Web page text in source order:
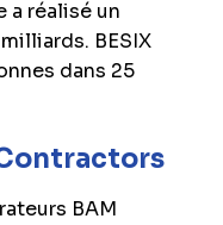
a réalisé un
BESIX
dans 25
BAM